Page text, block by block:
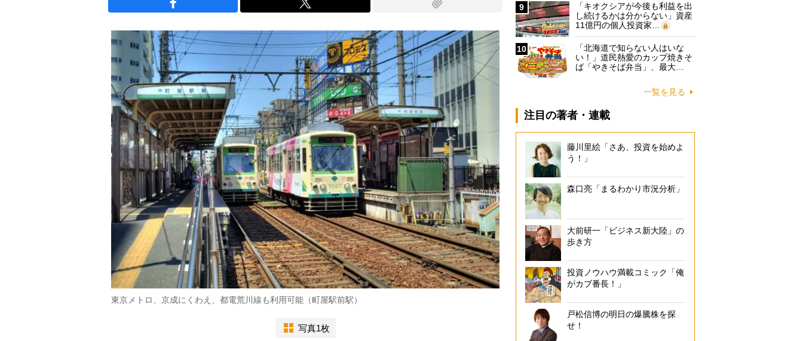
東京メトロ、京成にくわえ、都電荒川線も利用可能（町屋駅前駅）
写真1枚
9
「キオクシアが今後も利益を出
し続けるかは分からない」資産
11億円の個人投資家…
10
「北海道で知らない人はいな
い！」道民熱愛のカップ焼きそ
ば「やきそば弁当」、最大…
一覧を見る
注目の著者・連載
藤川里絵「さあ、投資を始めよ
う！」
森口亮「まるわかり市況分析」
大前研一「ビジネス新大陸」の
歩き方
投資ノウハウ満載コミック「俺
がカブ番長！」
戸松信博の明日の爆騰株を探
せ！